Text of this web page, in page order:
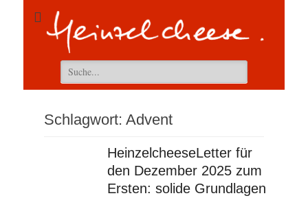
Suchen
nach:
Schlagwort: Advent
HeinzelcheeseLetter für
den Dezember 2025 zum
Ersten: solide Grundlagen